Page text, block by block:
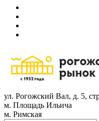
ул. Рогожский Вал, д. 5,
м. Площадь Ильича
м. Римская